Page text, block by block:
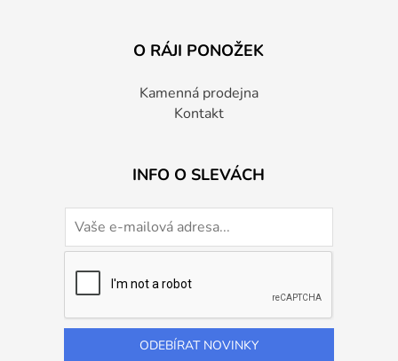
O RÁJI PONOŽEK
Kamenná prodejna
Kontakt
INFO O SLEVÁCH